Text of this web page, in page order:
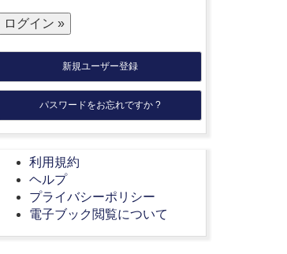
新規ユーザー登録
パスワードをお忘れですか ?
利用規約
ヘルプ
プライバシーポリシー
電子ブック閲覧について